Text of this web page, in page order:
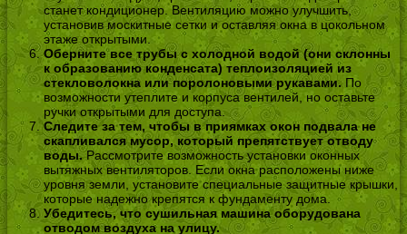
станет кондиционер. Вентиляцию можно улучшить,
установив москитные сетки и оставляя окна в цокольном
этаже открытыми.
Оберните все трубы с холодной водой (они склонны
к образованию конденсата) теплоизоляцией из
стекловолокна или поролоновыми рукавами. По
возможности утеплите и корпуса вентилей, но оставьте
ручки открытыми для доступа.
Следите за тем, чтобы в приямках окон подвала не
скапливался мусор, который препятствует отводу
воды.Рассмотрите возможность установки оконных
вытяжных вентиляторов. Если окна расположены ниже
уровня земли, установите специальные защитные крышки,
которые надежно крепятся к фундаменту дома.
Убедитесь, что сушильная машина оборудована
отводом воздуха на улицу.